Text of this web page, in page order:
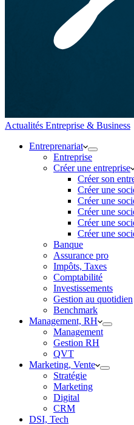
Actualités Entreprise & Business
Entreprenariat
Entreprise
Créer une entreprise
Créer son
Créer une
Créer une
Créer une
Créer une
Créer une
Banque
Assurance pro
Impôts, Taxes
Comptabilité
Investissements
Gestion au quotidien
Benchmark
Management, RH
Management
Gestion RH
QVT
Marketing, Vente
Stratégie
Marketing
Digital
CRM
DSI, Tech